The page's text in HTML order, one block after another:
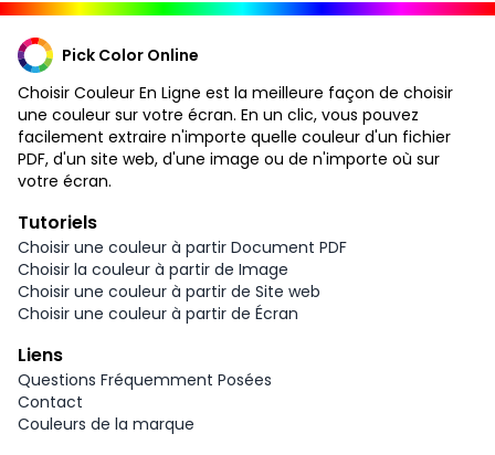
Pick Color Online
Choisir Couleur En Ligne est la meilleure façon de choisir
une couleur sur votre écran. En un clic, vous pouvez
facilement extraire n'importe quelle couleur d'un fichier
PDF, d'un site web, d'une image ou de n'importe où sur
votre écran.
Tutoriels
Choisir une couleur à partir Document PDF
Choisir la couleur à partir de Image
Choisir une couleur à partir de Site web
Choisir une couleur à partir de Écran
Liens
Questions Fréquemment Posées
Contact
Couleurs de la marque